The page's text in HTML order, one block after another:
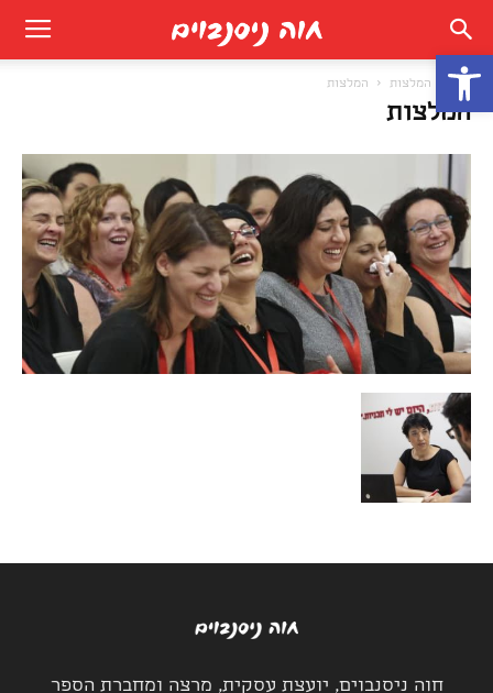
פתח סרגל נגישות
המלצות המלצות
המלצות
חוה ניסנבוים, יועצת עסקית, מרצה ומחברת הספר